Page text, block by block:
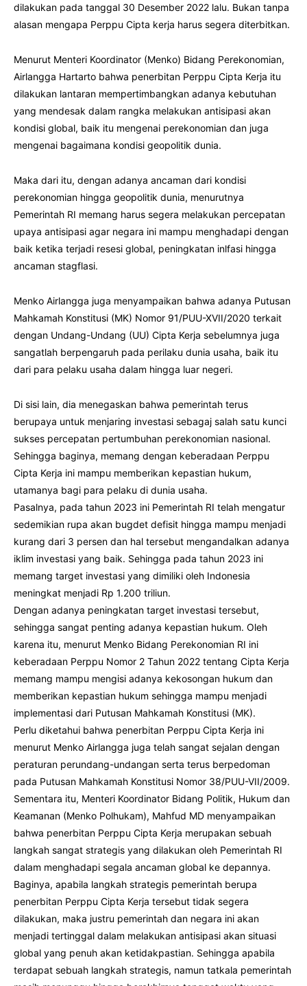
dilakukan pada tanggal 30 Desember 2022 lalu. Bukan tanpa
alasan mengapa Perppu Cipta kerja harus segera diterbitkan.
Menurut Menteri Koordinator (Menko) Bidang Perekonomian,
Airlangga Hartarto bahwa penerbitan Perppu Cipta Kerja itu
dilakukan lantaran mempertimbangkan adanya kebutuhan
yang mendesak dalam rangka melakukan antisipasi akan
kondisi global, baik itu mengenai perekonomian dan juga
mengenai bagaimana kondisi geopolitik dunia.
Maka dari itu, dengan adanya ancaman dari kondisi
perekonomian hingga geopolitik dunia, menurutnya
Pemerintah RI memang harus segera melakukan percepatan
upaya antisipasi agar negara ini mampu menghadapi dengan
baik ketika terjadi resesi global, peningkatan inlfasi hingga
ancaman stagflasi.
Menko Airlangga juga menyampaikan bahwa adanya Putusan
Mahkamah Konstitusi (MK) Nomor 91/PUU-XVII/2020 terkait
dengan Undang-Undang (UU) Cipta Kerja sebelumnya juga
sangatlah berpengaruh pada perilaku dunia usaha, baik itu
dari para pelaku usaha dalam hingga luar negeri.
Di sisi lain, dia menegaskan bahwa pemerintah terus
berupaya untuk menjaring investasi sebagaj salah satu kunci
sukses percepatan pertumbuhan perekonomian nasional.
Sehingga baginya, memang dengan keberadaan Perppu
Cipta Kerja ini mampu memberikan kepastian hukum,
utamanya bagi para pelaku di dunia usaha.
Pasalnya, pada tahun 2023 ini Pemerintah RI telah mengatur
sedemikian rupa akan bugdet defisit hingga mampu menjadi
kurang dari 3 persen dan hal tersebut mengandalkan adanya
iklim investasi yang baik. Sehingga pada tahun 2023 ini
memang target investasi yang dimiliki oleh Indonesia
meningkat menjadi Rp 1.200 triliun.
Dengan adanya peningkatan target investasi tersebut,
sehingga sangat penting adanya kepastian hukum. Oleh
karena itu, menurut Menko Bidang Perekonomian RI ini
keberadaan Perppu Nomor 2 Tahun 2022 tentang Cipta Kerja
memang mampu mengisi adanya kekosongan hukum dan
memberikan kepastian hukum sehingga mampu menjadi
implementasi dari Putusan Mahkamah Konstitusi (MK).
Perlu diketahui bahwa penerbitan Perppu Cipta Kerja ini
menurut Menko Airlangga juga telah sangat sejalan dengan
peraturan perundang-undangan serta terus berpedoman
pada Putusan Mahkamah Konstitusi Nomor 38/PUU-VII/2009.
Sementara itu, Menteri Koordinator Bidang Politik, Hukum dan
Keamanan (Menko Polhukam), Mahfud MD menyampaikan
bahwa penerbitan Perppu Cipta Kerja merupakan sebuah
langkah sangat strategis yang dilakukan oleh Pemerintah RI
dalam menghadapi segala ancaman global ke depannya.
Baginya, apabila langkah strategis pemerintah berupa
penerbitan Perppu Cipta Kerja tersebut tidak segera
dilakukan, maka justru pemerintah dan negara ini akan
menjadi tertinggal dalam melakukan antisipasi akan situasi
global yang penuh akan ketidakpastian. Sehingga apabila
terdapat sebuah langkah strategis, namun tatkala pemerintah